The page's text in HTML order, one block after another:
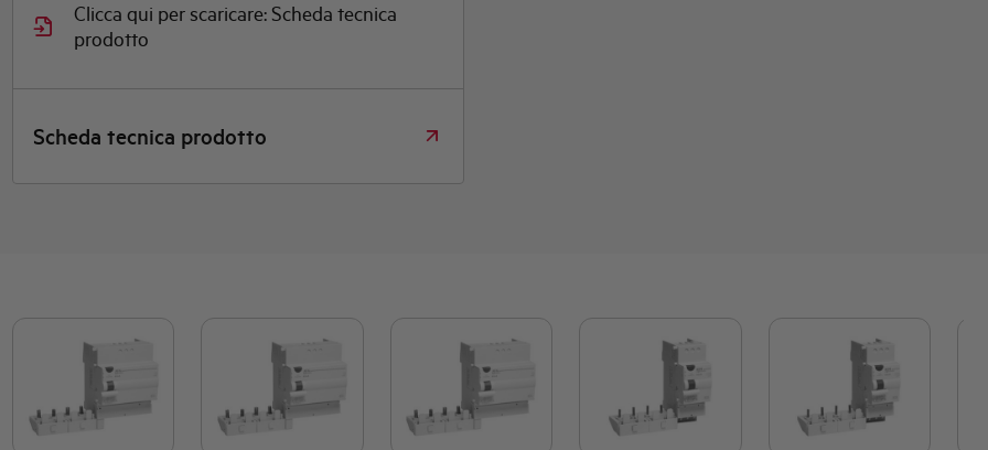
Clicca qui per scaricare: Scheda tecnica
prodotto
Scheda tecnica prodotto